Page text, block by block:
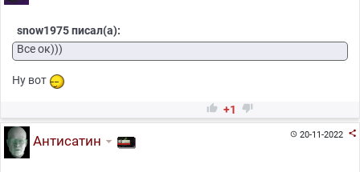
snow1975 писал(а):
Все ок)))
Ну вот
 +1 
20-11-2022 
Антисатин